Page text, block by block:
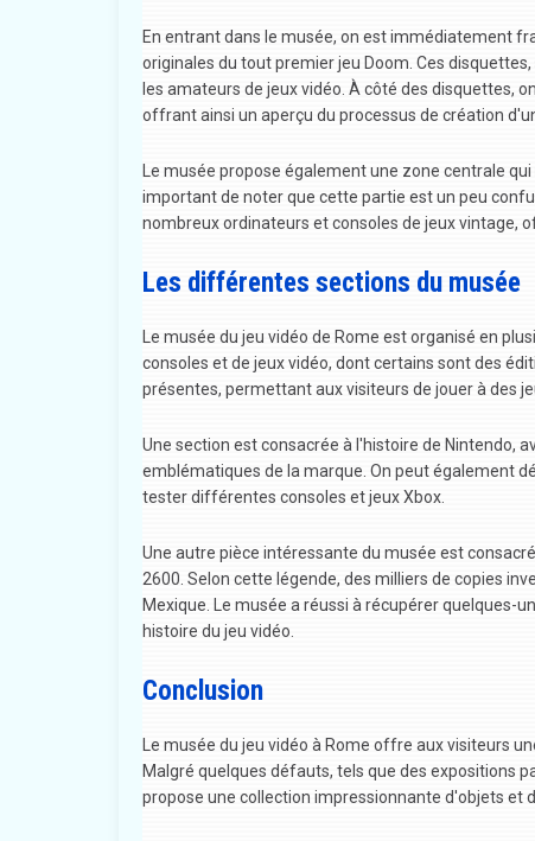
En entrant dans le musée, on est immédiatement
originales du tout premier jeu Doom. Ces
les amateurs de jeux vidéo. À côté des disquettes,
offrant ainsi un aperçu du processus de création
Le musée propose également une zone centrale
important de noter que cette partie est un peu
nombreux ordinateurs et consoles de jeux vintage,
Les différentes sections du musée
Le musée du jeu vidéo de Rome est organisé en
consoles et de jeux vidéo, dont certains sont des
présentes, permettant aux visiteurs de jouer à des
Une section est consacrée à l'histoire de Nintendo,
emblématiques de la marque. On peut également
tester différentes consoles et jeux Xbox.
Une autre pièce intéressante du musée est
2600. Selon cette légende, des milliers de copies
Mexique. Le musée a réussi à récupérer quelques-
histoire du jeu vidéo.
Conclusion
Le musée du jeu vidéo à Rome offre aux visiteurs
Malgré quelques défauts, tels que des expositions
propose une collection impressionnante d'objets et